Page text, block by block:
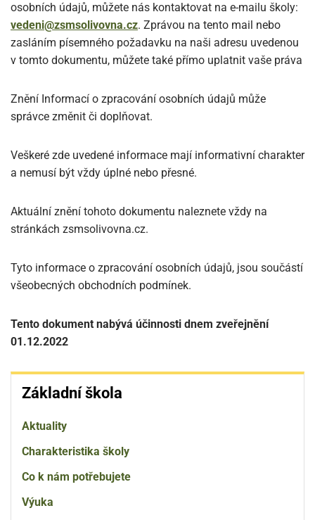
Základní
škola
Základní škola
Aktuality
Charakteristika školy
Co k nám potřebujete
Výuka
osobních údajů, můžete nás kontaktovat na e-mailu školy:
vedeni@zsmsolivovna.cz. Zprávou na tento mail nebo
zasláním písemného požadavku na naši adresu uvedenou
v tomto dokumentu, můžete také přímo uplatnit vaše práva
Znění Informací o zpracování osobních údajů může
správce změnit či doplňovat.
Veškeré zde uvedené informace mají informativní charakter
a nemusí být vždy úplné nebo přesné.
Aktuální znění tohoto dokumentu naleznete vždy na
stránkách zsmsolivovna.cz.
Tyto informace o zpracování osobních údajů, jsou součástí
všeobecných obchodních podmínek.
Tento dokument nabývá účinnosti dnem zveřejnění
01.12.2022